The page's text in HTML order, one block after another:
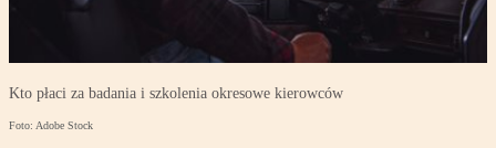
Kto płaci za badania i szkolenia okresowe kierowców
Foto: Adobe Stock